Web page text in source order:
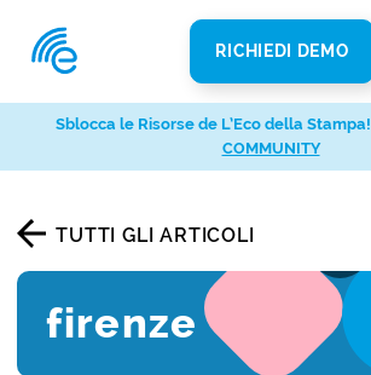
RICHIEDI DEMO
TUTTI GLI ARTICOLI
firenze
Sblocca le Risorse de L’Eco della Stampa!
COMMUNITY